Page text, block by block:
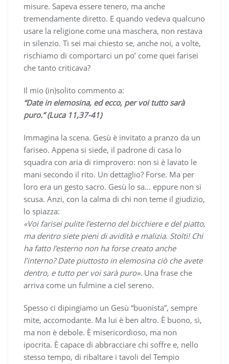
misure. Sapeva essere tenero, ma anche
tremendamente diretto. E quando vedeva qualcuno
usare la religione come una maschera, non restava
in silenzio. Ti sei mai chiesto se, anche noi, a volte,
rischiamo di comportarci un po’ come quei farisei
che tanto criticava?
Il mio (in)solito commento a:
“Date in elemosina, ed ecco, per voi tutto sarà
puro.” (Luca 11,37-41)
Immagina la scena. Gesù è invitato a pranzo da un
fariseo. Appena si siede, il padrone di casa lo
squadra con aria di rimprovero: non si è lavato le
mani secondo il rito. Un dettaglio? Forse. Ma per
loro era un gesto sacro. Gesù lo sa… eppure non si
scusa. Anzi, con la calma di chi non teme il giudizio,
lo spiazza:
«Voi farisei pulite l’esterno del bicchiere e del piatto,
ma dentro siete pieni di avidità e malizia. Stolti! Chi
ha fatto l’esterno non ha forse creato anche
l’interno? Date piuttosto in elemosina ciò che avete
dentro, e tutto per voi sarà puro». Una frase che
arriva come un fulmine a ciel sereno.
Spesso ci dipingiamo un Gesù “buonista”, sempre
mite, accomodante. Ma lui è ben altro. È buono, sì,
ma non è debole. È misericordioso, ma non
ipocrita. È capace di abbracciare chi soffre e, nello
stesso tempo, di ribaltare i tavoli del Tempio